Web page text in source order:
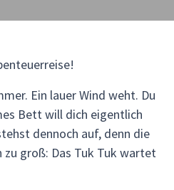
Ein lauer Wind weht. Du
Bett will dich eigentlich
dennoch auf, denn die
groß: Das Tuk Tuk wartet